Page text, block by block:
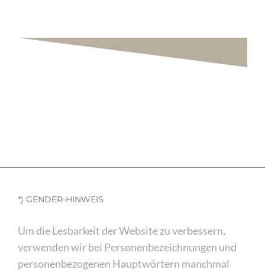
*) GENDER-HINWEIS
Um die Lesbarkeit der Website zu verbessern,
verwenden wir bei Personenbezeichnungen und
personenbezogenen Hauptwörtern manchmal